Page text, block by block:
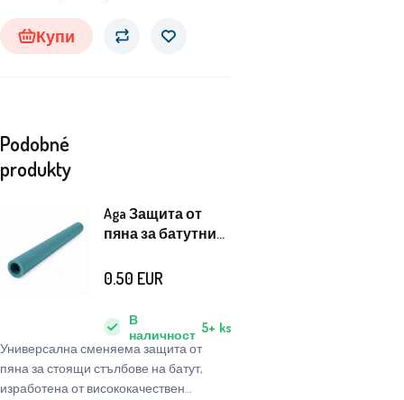
стомана.Купи
Podobné
produkty
Aga Защита от
пяна за батутни
Тъмнозелено
Универсална сменяема защита от
пяна за стоящи стълбове на батут,
изработена от висококачествен
В
наличност 5+ ks
0.50 EUR